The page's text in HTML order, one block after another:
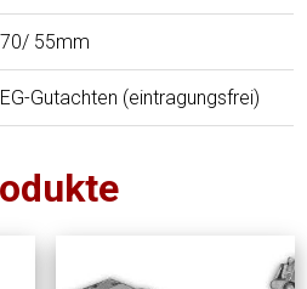
70/ 55mm
EG-Gutachten (eintragungsfrei)